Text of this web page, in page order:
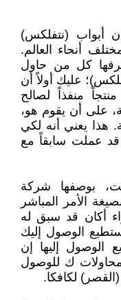
أبواب (نتفلكس)
أنحاء العالم.
كل من حاول
عليك أولاً أن
منفذاً لصالح
على أن يقوم هو،
هذا يعني أنه لكي
عملت سابقاً مع
بوصفها شركة
الأمر المباشر
أكان قد سبق له
الوصول إليك
إليها إن
ك للوصول
لكافكا.